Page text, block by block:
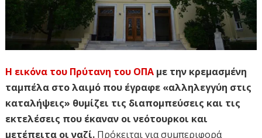
Η εικόνα του Πρύτανη του ΟΠΑμε την κρεμασμένη
ταμπέλα στο λαιμό που έγραφε «αλληλεγγύη στις
καταλήψεις» θυμίζει τις διαπομπεύσεις και τις
εκτελέσεις που έκαναν οι νεότουρκοι και
μετέπειτα οι ναζί.Πρόκειται για συμπεριφορά